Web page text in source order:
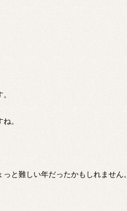
。
と難しい年だったかもしれません。